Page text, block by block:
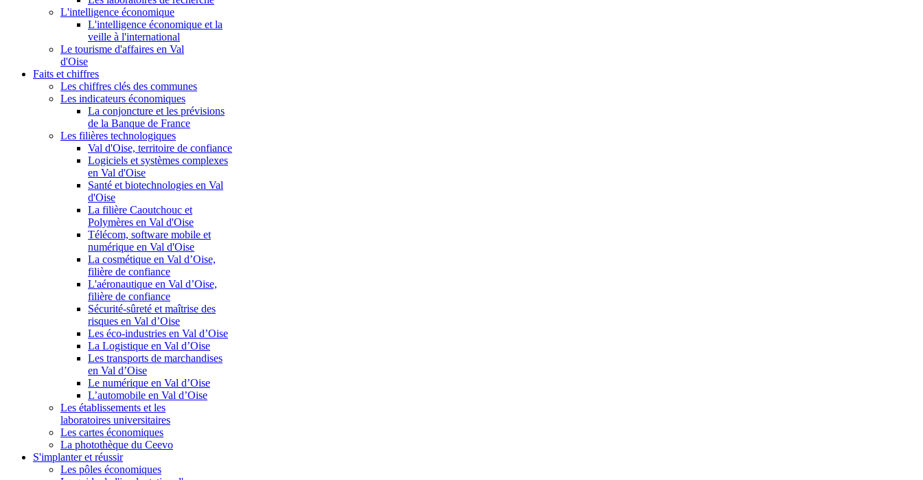
L'intelligence économique
L'intelligence économique et la
veille à l'international
Le tourisme d'affaires en Val
d'Oise
Faits et chiffres
Les chiffres clés des communes
Les indicateurs économiques
La conjoncture et les prévisions
de la Banque de France
Les filières technologiques
Val d'Oise, territoire de confiance
Logiciels et systèmes complexes
en Val d'Oise
Santé et biotechnologies en Val
d'Oise
La filière Caoutchouc et
Polymères en Val d'Oise
Télécom, software mobile et
numérique en Val d'Oise
La cosmétique en Val d’Oise,
filière de confiance
L'aéronautique en Val d’Oise,
filière de confiance
Sécurité-sûreté et maîtrise des
risques en Val d’Oise
Les éco-industries en Val d’Oise
La Logistique en Val d’Oise
Les transports de marchandises
en Val d’Oise
Le numérique en Val d’Oise
L’automobile en Val d’Oise
Les établissements et les
laboratoires universitaires
Les cartes économiques
La photothèque du Ceevo
S'implanter et réussir
Les pôles économiques